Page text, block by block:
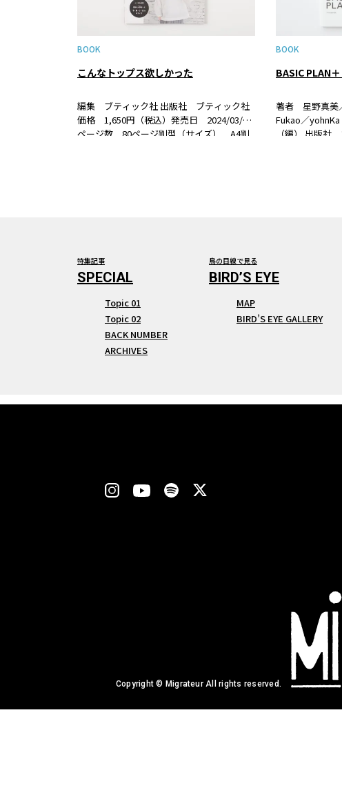
BOOK
こんなトップス欲しかった
編集 ブティック社 出版社 ブティック社
価格 1,650円（税込）発売日 2024/03/26
ページ数 80ページ判型（サイズ） A4判
BOOK
著者 星野真美
Fukao／
（編） 出版
特集記事
Topic 01
Topic 02
BACK NUMBER
ARCHIVES
鳥の目線で見る
MAP
BIRD’S EYE GALLERY
Copyright © Migrateur All rights reserved.